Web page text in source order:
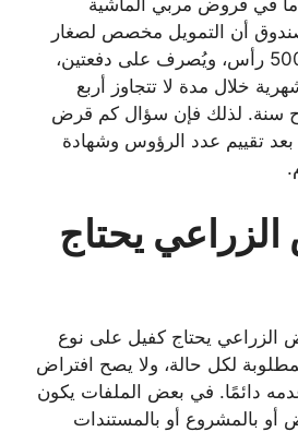
أما في قروض مربي الماشية
أن التمويل مخصص لصغار
المربين من 50 إلى 500 رأس، ويُصرف على دفعتين،
خلال مدة لا تتجاوز أربع
سنة. لذلك فإن سؤال كم قرض
بعد تقييم عدد الرؤوس وشهادة
يحتاج
الزراعي يحتاج كفيل على نوع
لكل حالة، ولا يصح افتراض
دائمًا. في بعض الملفات يكون
أو بالمشروع أو بالمستندات